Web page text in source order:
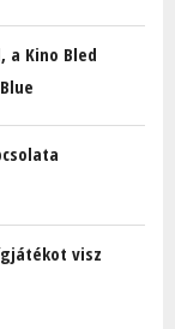
a Kino Bled
visz